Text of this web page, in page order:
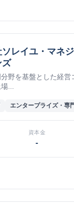
レイユ・マネ
ズ
分野を基盤とした経
...
エンタープライズ・専
資本金
-